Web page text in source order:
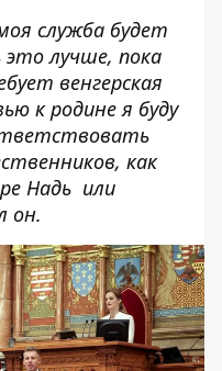
служба будет
это лучше, пока
венгерская
к родине я буду
как
Надь или
он.